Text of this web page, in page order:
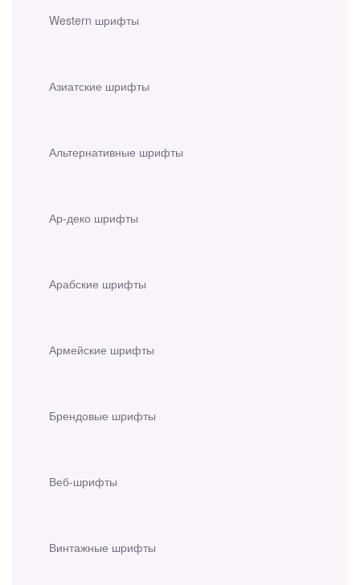
Western шрифты
Азиатские шрифты
Альтернативные шрифты
Ар-деко шрифты
Арабские шрифты
Армейские шрифты
Брендовые шрифты
Веб-шрифты
Винтажные шрифты